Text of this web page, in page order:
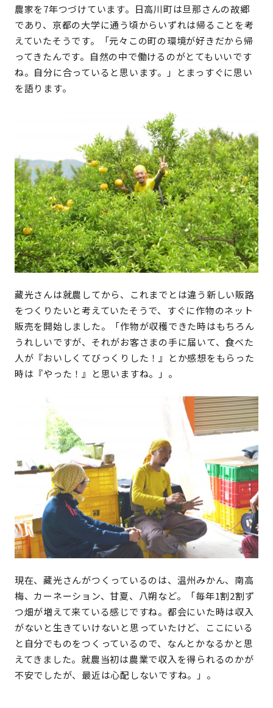
農家を7年つづけています。日高川町は旦那さんの故郷
であり、京都の大学に通う頃からいずれは帰ることを考
えていたそうです。「元々この町の環境が好きだから帰
ってきたんです。自然の中で働けるのがとてもいいです
ね。自分に合っていると思います。」とまっすぐに思い
を語ります。
藏光さんは就農してから、これまでとは違う新しい販路
をつくりたいと考えていたそうで、すぐに作物のネット
販売を開始しました。「作物が収穫できた時はもちろん
うれしいですが、それがお客さまの手に届いて、食べた
人が『おいしくてびっくりした！』とか感想をもらった
時は『やった！』と思いますね。」。
現在、藏光さんがつくっているのは、温州みかん、南高
梅、カーネーション、甘夏、八朔など。「毎年1割2割ず
つ畑が増えて来ている感じですね。都会にいた時は収入
がないと生きていけないと思っていたけど、ここにいる
と自分でものをつくっているので、なんとかなるかと思
えてきました。就農当初は農業で収入を得られるのかが
不安でしたが、最近は心配しないですね。」。